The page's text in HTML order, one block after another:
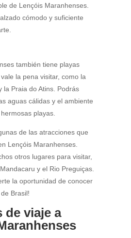
de Lençóis Maranhenses.
cómodo y suficiente
también tiene playas
la pena visitar, como la
la Praia do Atins. Podrás
aguas cálidas y el ambiente
playas.
de las atracciones que
Lençóis Maranhenses.
otros lugares para visitar,
y el Rio Preguiças.
la oportunidad de conocer
Brasil!
de viaje a